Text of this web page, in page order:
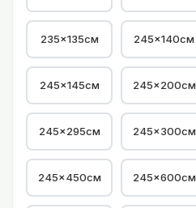
235×135см 245×140см
245×145см 245×200см
245×295см 245×300см
245×450см 245×600см